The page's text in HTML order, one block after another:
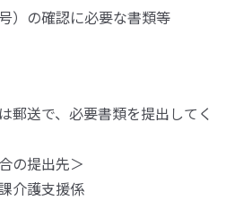
）の確認に必要な書類等
郵送で、必要書類を提出してく
の提出先＞
介護支援係